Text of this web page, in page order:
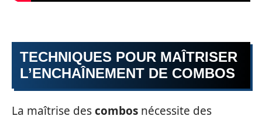
TECHNIQUES POUR MAÎTRISER
L’ENCHAÎNEMENT DE COMBOS
La maîtrise descombos nécessite des